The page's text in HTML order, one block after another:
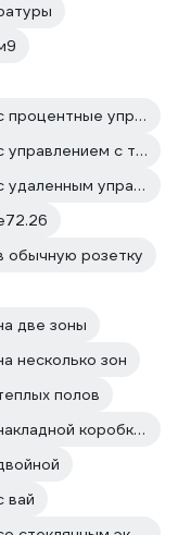
Терморегулятор для теплого пола с процентные управлением
Терморегулятор для теплого пола с управлением с телефона
Терморегулятор для теплого пола с удаленным управлением
обычную розетку
две зоны
несколько зон
полов
Терморегулятор для теплого пола накладной коробкой
вай